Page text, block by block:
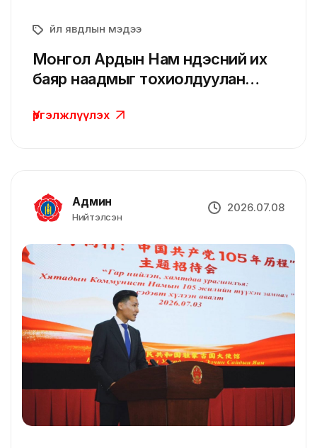
Үйл явдлын мэдээ
Монгол Ардын Нам Үндэсний их
баяр наадмыг тохиолдуулан
хүлээн авч байна
Үргэлжлүүлэх
Админ
Нийтэлсэн
2026.07.08